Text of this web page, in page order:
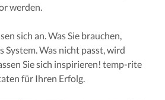
werden.
sich an. Was Sie brauchen,
System. Was nicht passt, wird
Sie sich inspirieren! temp-rite
für Ihren Erfolg.